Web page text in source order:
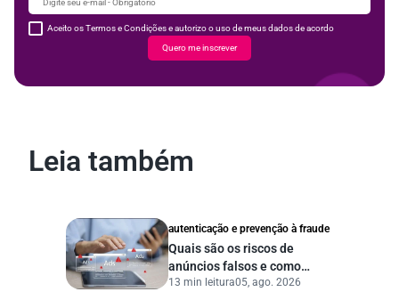
Aceito os Termos e Condições e autorizo o uso de meus dados de acordo
Quero me inscrever
Leia também
autenticação e prevenção à fraude
Quais são os riscos de
anúncios falsos e como
proteger seu negócio?
13 min leitura05, ago. 2026